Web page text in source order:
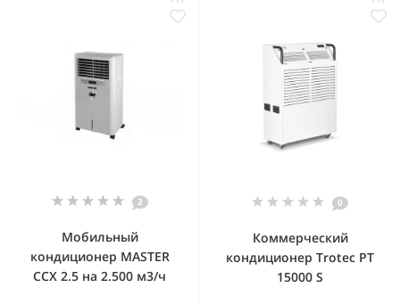
2
Мобильный
кондиционер MASTER
CCX 2.5 на 2.500 м3/ч
0
Коммерческий
кондиционер Trotec PT
15000 S